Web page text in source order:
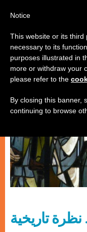
, روحانيّة,كنيسة محليّة
تاريخية
Notice
This website or its third
necessary to its
purposes illustrated in
more or withdraw your
please refer to the
By closing this banner,
continuing to browse